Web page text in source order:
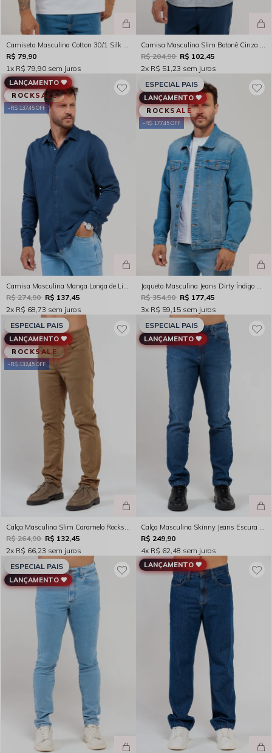
Camiseta Masculina Cotton 30/1 Silk Alto Relevo Branca Rocksham - FC254079- 10000
R$ 79,90
1x R$ 79,90 sem juros
Camisa Masculina Slim Botonê Cinza Rocksham - 261085
R$ 204,90 R$ 102,45
2x R$ 51,23 sem juros
R$ 137,45 OFF
ROCKSALE
LANÇAMENTO 🖤
Camisa Masculina Manga Longa de Linho Azul Marinho Rocksham - 261047 - 50002
R$ 274,90 R$ 137,45
2x R$ 68,73 sem juros
R$ 177,45 OFF
ROCKSALE
LANÇAMENTO 🖤
ESPECIAL PAIS
Jaqueta Masculina Jeans Dirty Índigo Médio Rocksham - 261050
R$ 354,90 R$ 177,45
3x R$ 59,15 sem juros
R$ 132,45 OFF
ROCKSALE
LANÇAMENTO 🖤
ESPECIAL PAIS
Calça Masculina Slim Caramelo Rocksham - 261063 - 40019
R$ 264,90 R$ 132,45
2x R$ 66,23 sem juros
LANÇAMENTO 🖤
ESPECIAL PAIS
Calça Masculina Skinny Jeans Escura Rocksham - 261064
R$ 249,90
4x R$ 62,48 sem juros
LANÇAMENTO 🖤
ESPECIAL PAIS LANÇAMENTO 🖤